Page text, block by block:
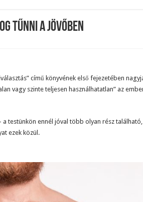
tűnni a jövőben
című könyvének első fejezetében
vagy szinte teljesen használhatatlan” az
testünkön ennél jóval több olyan rész
ezek közül.